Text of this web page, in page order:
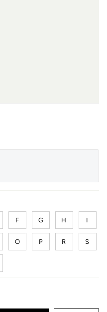
F G H I
O P R S